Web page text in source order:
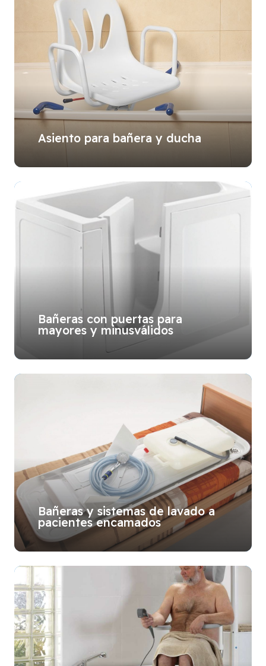
Asiento para bañera y ducha
Bañeras con puertas para
mayores y minusválidos
Bañeras y sistemas de lavado a
pacientes encamados